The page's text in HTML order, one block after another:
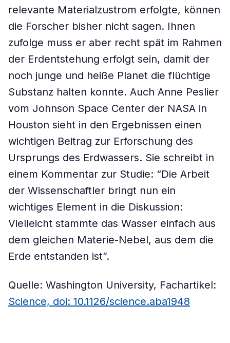
relevante Materialzustrom erfolgte, können
die Forscher bisher nicht sagen. Ihnen
zufolge muss er aber recht spät im Rahmen
der Erdentstehung erfolgt sein, damit der
noch junge und heiße Planet die flüchtige
Substanz halten konnte. Auch Anne Peslier
vom Johnson Space Center der NASA in
Houston sieht in den Ergebnissen einen
wichtigen Beitrag zur Erforschung des
Ursprungs des Erdwassers. Sie schreibt in
einem Kommentar zur Studie: “Die Arbeit
der Wissenschaftler bringt nun ein
wichtiges Element in die Diskussion:
Vielleicht stammte das Wasser einfach aus
dem gleichen Materie-Nebel, aus dem die
Erde entstanden ist”.
Quelle: Washington University, Fachartikel:
Science, doi: 10.1126/science.aba1948